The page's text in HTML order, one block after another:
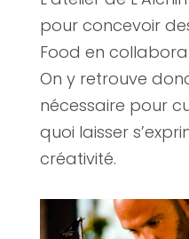
pour concevoir
Food en
On y retrouve
nécessaire pour
quoi laisser
créativité.